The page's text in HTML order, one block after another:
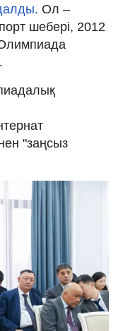
Ол –
шебері, 2012
"заңсыз